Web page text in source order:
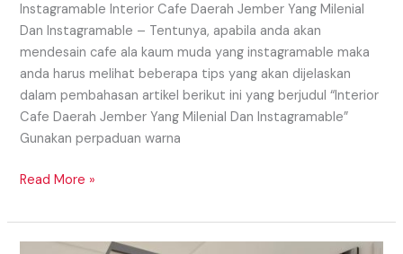
Instagramable Interior Cafe Daerah Jember Yang Milenial
Dan Instagramable – Tentunya, apabila anda akan
mendesain cafe ala kaum muda yang instagramable maka
anda harus melihat beberapa tips yang akan dijelaskan
dalam pembahasan artikel berikut ini yang berjudul “Interior
Cafe Daerah Jember Yang Milenial Dan Instagramable”
Gunakan perpaduan warna
Read More »